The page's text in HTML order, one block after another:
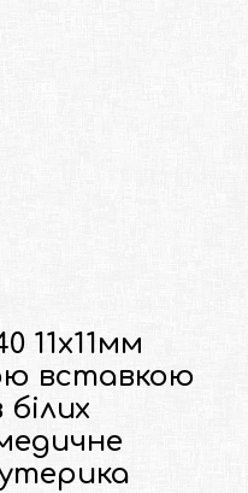
11х11мм
вставкою